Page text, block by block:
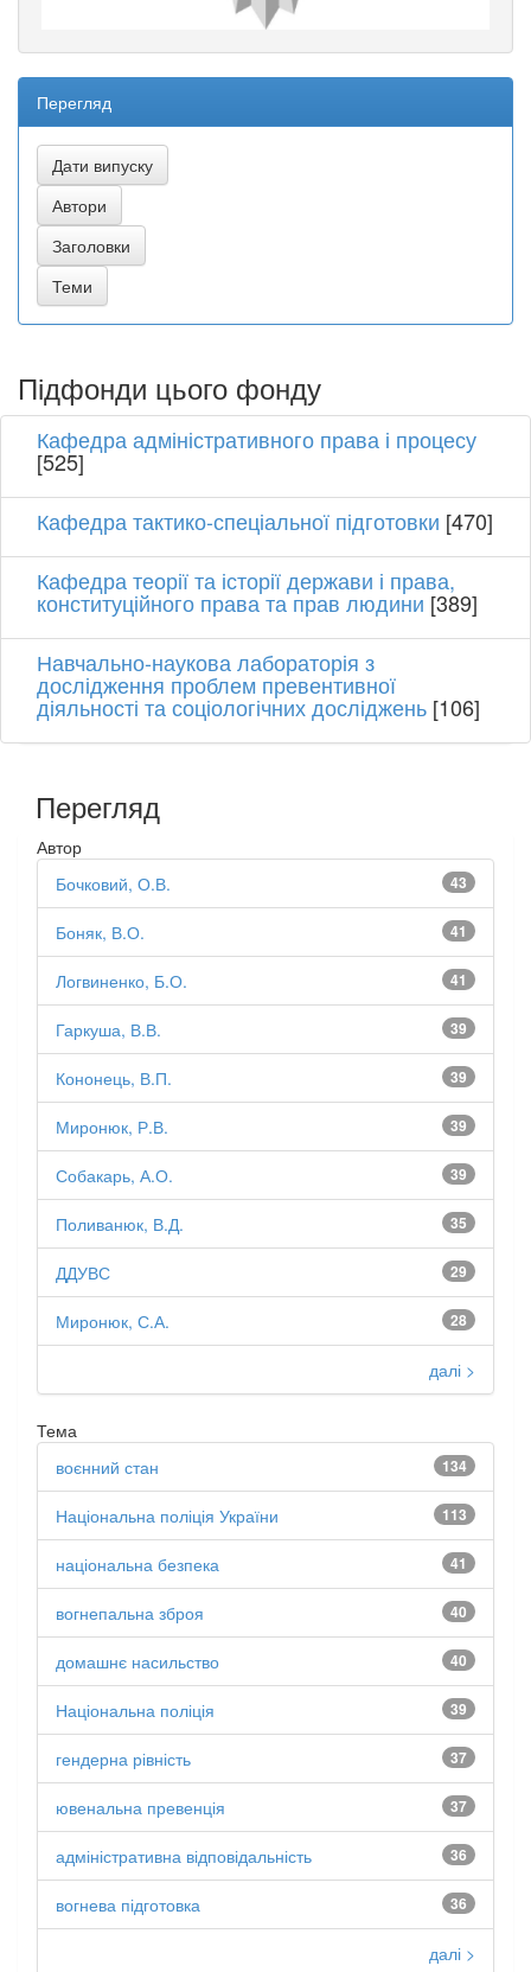
Перегляд
Підфонди цього фонду
Кафедра адміністративного права і процесу
[525]
Кафедра тактико-спеціальної підготовки [470]
Кафедра теорії та історії держави і права,
конституційного права та прав людини [389]
Навчально-наукова лабораторія з
дослідження проблем превентивної
діяльності та соціологічних досліджень [106]
Перегляд
Автор
43
Бочковий, О.В.
41
Боняк, В.О.
41
Логвиненко, Б.О.
39
Гаркуша, В.В.
39
Кононець, В.П.
39
Миронюк, Р.В.
39
Собакарь, А.О.
35
Поливанюк, В.Д.
29
ДДУВС
28
Миронюк, С.А.
далі >
Тема
134
воєнний стан
113
Національна поліція України
41
національна безпека
40
вогнепальна зброя
40
домашнє насильство
39
Національна поліція
37
гендерна рівність
37
ювенальна превенція
36
адміністративна відповідальність
36
вогнева підготовка
далі >